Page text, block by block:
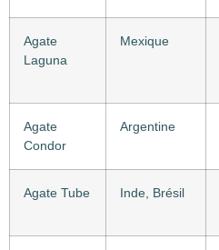
Agate
Laguna
Mexique
Agate
Condor
Argentine
Agate Tube Inde, Brésil